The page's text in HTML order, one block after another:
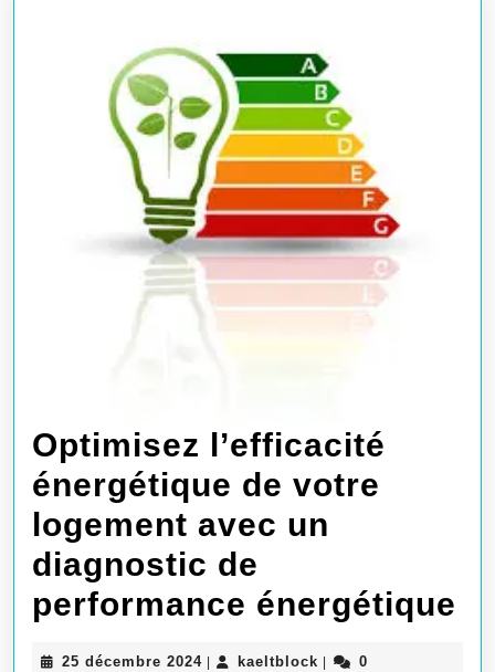
Optimisez l’efficacité
énergétique de votre
logement avec un
diagnostic de
performance énergétique
25 décembre 202425
kaeltblock kaeltblock
0